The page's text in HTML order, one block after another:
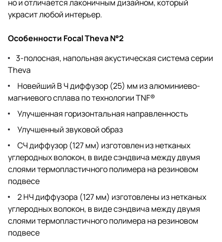
но и отличается лаконичным дизайном, который
украсит любой интерьер.
Особенности Focal Theva N°2
3-полосная, напольная акустическая система серии
Theva
Новейший В Ч диффузор (25) мм из алюминиево-
магниевого сплава по технологии TNF®
Улучшенная горизонтальная направленность
Улучшенный звуковой образ
СЧ диффузор (127 мм) изготовлен из нетканых
углеродных волокон, в виде сэндвича между двумя
слоями термопластичного полимера на резиновом
подвесе
2 НЧ диффузора (127 мм) изготовлены из нетканых
углеродных волокон, в виде сэндвича между двумя
слоями термопластичного полимера на резиновом
подвесе